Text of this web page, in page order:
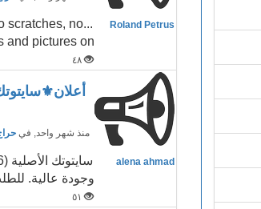
Roland Petrus
scratches, no
and pictures on
٤٨
أعلان⚜︎سايتوتك في
منذ شهر واحد, في
alena ahmad
وجودة عالية.
٥١